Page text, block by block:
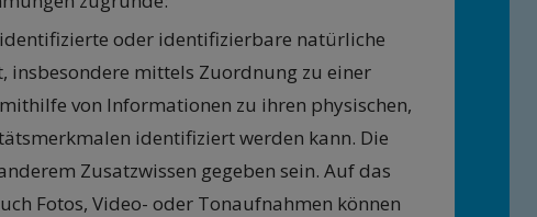
identifizierte oder identifizierbare natürliche
insbesondere mittels Zuordnung zu einer
von Informationen zu ihren physischen,
identifiziert werden kann. Die
Zusatzwissen gegeben sein. Auf das
Fotos, Video- oder Tonaufnahmen können